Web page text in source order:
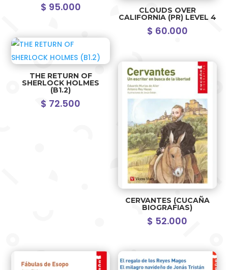
$ 95.000 CLOUDS OVER
CALIFORNIA (PR) LEVEL 4
$ 60.000
THE RETURN OF
SHERLOCK HOLMES
(B1.2)
$ 72.500
CERVANTES (CUCAÑA
BIOGRAFIAS)
$ 52.000